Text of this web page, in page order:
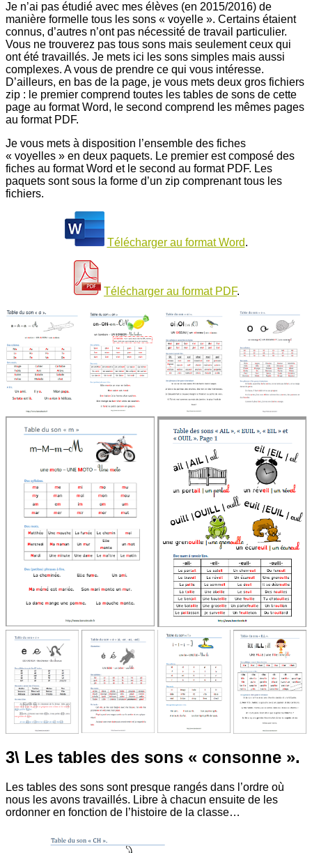
Je n’ai pas étudié avec mes élèves (en 2015/2016) de
manière formelle tous les sons « voyelle ». Certains étaient
connus, d’autres n’ont pas nécessité de travail particulier.
Vous ne trouverez pas tous sons mais seulement ceux qui
ont été travaillés. Je mets ici les sons simples mais aussi
complexes. A vous de prendre ce qui vous intéresse.
D’ailleurs, en bas de la page, je vous mets deux gros fichiers
zip : le premier comprend toutes les tables de sons de cette
page au format Word, le second comprend les mêmes pages
au format PDF.
Je vous mets à disposition l’ensemble des fiches
« voyelles » en deux paquets. Le premier est composé des
fiches au format Word et le second au format PDF. Les
paquets sont sous la forme d’un zip comprenant tous les
fichiers.
Télécharger au format Word.
Télécharger au format PDF.
3\ Les tables des sons « consonne ».
Les tables des sons sont presque rangés dans l’ordre où
nous les avons travaillés. Libre à chacun ensuite de les
ordonner en fonction de l’histoire de la classe…